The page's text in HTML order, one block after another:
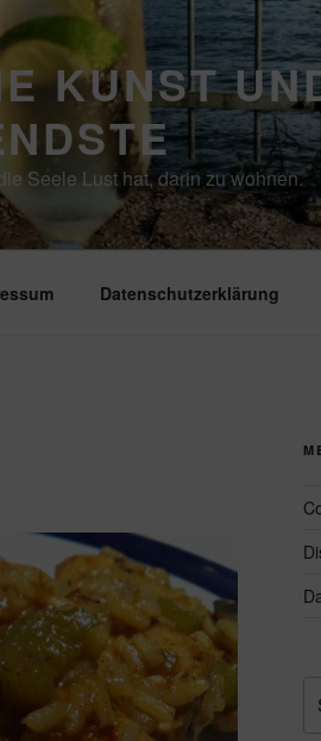
KUNST
Seele Lust hat, darin zu wohnen.
Datenschutzerklärung